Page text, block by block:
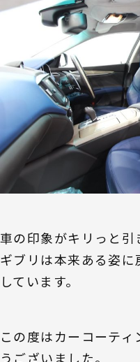
車の印象がキリっと
ギブリは本来ある姿
しています。
この度はカーコーテ
うございました。